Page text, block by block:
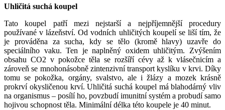
Uhličitá suchá koupel
Tato koupel patří mezi nejstarší a nejpříjemnější procedury
používané v lázeňství. Od vodních uhličitých koupelí se liší tím, že
je prováděna za sucha, kdy se tělo (kromě hlavy) uzavře do
speciálního vaku. Ten je naplněný oxidem uhličitým. Zvýšením
obsahu CO2 v pokožce těla se rozšíří cévy až k vlásečnicím a
zároveň se mnohonásobně zintenzivní transport kyslíku v krvi. Díky
tomu se pokožka, orgány, svalstvo, ale i žlázy a mozek krásně
prokrví okysličenou krví. Uhličitá suchá koupel má blahodárný vliv
na organismus – posílí ho, povzbudí imunitní systém a probudí samo
hojivou schopnost těla. Minimální délka této koupele je 40 minut.